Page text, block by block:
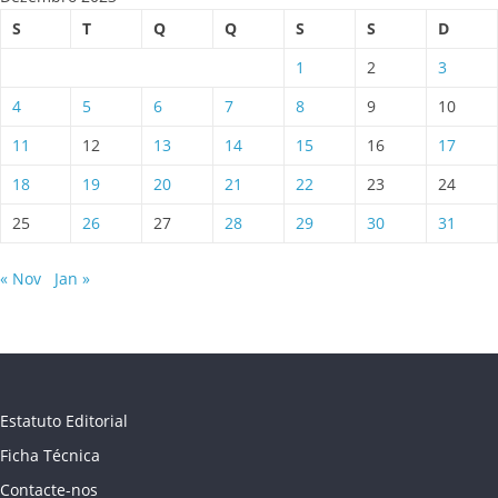
S
T Q Q S S
D
1
2
3
4
5 6 7 8 9
10
11
12 13 14 15 16
17
18
19 20 21 22 23
24
25
26 27 28 29 30 31
« Nov Jan »
Estatuto Editorial
Ficha Técnica
Contacte-nos